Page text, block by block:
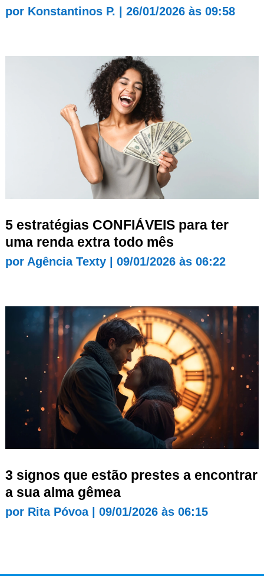
por Konstantinos P. 26/01/2026 às 09:58
5 estratégias CONFIÁVEIS para ter
uma renda extra todo mês
por Agência Texty| 09/01/2026 às 06:22
3 signos que estão prestes a encontrar
a sua alma gêmea
por Rita Póvoa| 09/01/2026 às 06:15